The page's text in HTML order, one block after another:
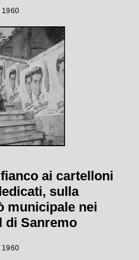
1960
ai cartelloni
sulla
municipale nei
di Sanremo
1960